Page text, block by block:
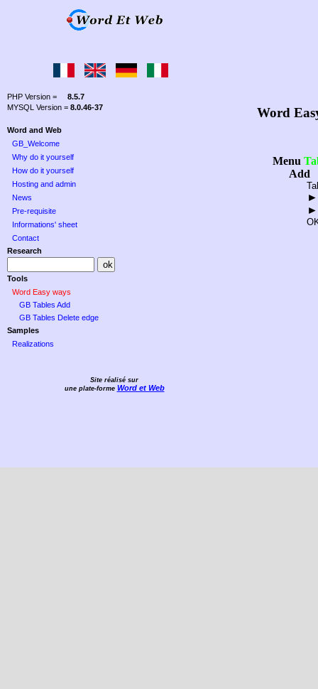
PHP Version = 8.5.7
MYSQL Version = 8.0.46-37
Word and Web
GB_Welcome
Why do it yourself
How do it yourself
Hosting and admin
News
Pre-requisite
Informations' sheet
Contact
Research
Tools
Word Easy ways
GB Tables Add
GB Tables Delete edge
Samples
Realizations
Site réalisé sur
une plate-forme Word et Web
Word
Menu
Add
►
►